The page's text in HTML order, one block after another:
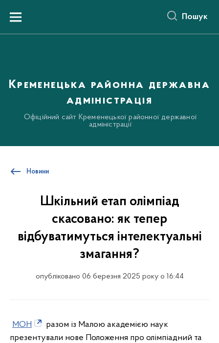
вмістуMenu Пошук
Кременецька районна державна
адміністрація
Офіційний сайт Кременецької районної державної
адміністрації
Новини
Шкільний етап олімпіад
скасовано: як тепер
відбуватимуться інтелектуальні
змагання?
опубліковано 06 березня 2025 року о 16:44
МОН
разом із Малою академією наук
презентували нове Положення про олімпіадний та